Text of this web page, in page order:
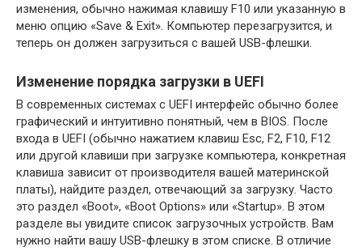
изменения, обычно нажимая клавишу F10 или указанную в
меню опцию «Save & Exit». Компьютер перезагрузится, и
теперь он должен загрузиться с вашей USB-флешки.
Изменение порядка загрузки в UEFI
В современных системах с UEFI интерфейс обычно более
графический и интуитивно понятный, чем в BIOS. После
входа в UEFI (обычно нажатием клавиш Esc, F2, F10, F12
или другой клавиши при загрузке компьютера, конкретная
клавиша зависит от производителя вашей материнской
платы), найдите раздел, отвечающий за загрузку. Часто
это раздел «Boot», «Boot Options» или «Startup». В этом
разделе вы увидите список загрузочных устройств. Вам
нужно найти вашу USB-флешку в этом списке. В отличие